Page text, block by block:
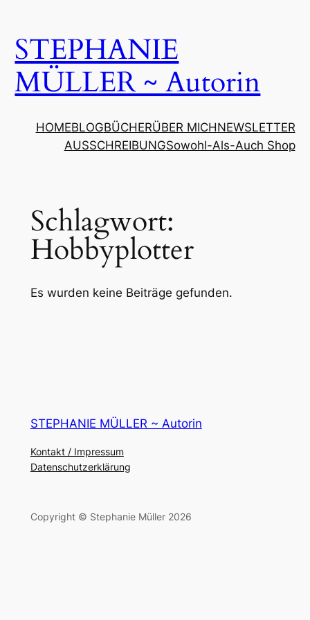
springen
STEPHANIE
MÜLLER ~ Autorin
HOMEBLOGBÜCHERÜBER MICHNEWSLETTER
AUSSCHREIBUNGSowohl-Als-Auch Shop
Schlagwort:
Hobbyplotter
Es wurden keine Beiträge gefunden.
STEPHANIE MÜLLER ~ Autorin
Kontakt / Impressum
Datenschutzerklärung
Copyright © Stephanie Müller 2026